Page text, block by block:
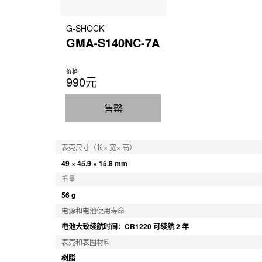
G-SHOCK
GMA-S140NC-7A
价格
990元
售罄
表壳尺寸（长× 宽× 高）
49 × 45.9 × 15.8 mm
重量
56 g
电源和电池使用寿命
电池大致续航时间：CR1220 可续航 2 年
表壳和表圈材料
树脂